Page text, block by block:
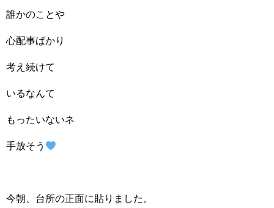
誰かのことや
心配事ばかり
考え続けて
いるなんて
もったいないネ
手放そう
今朝、台所の正面に貼りました。